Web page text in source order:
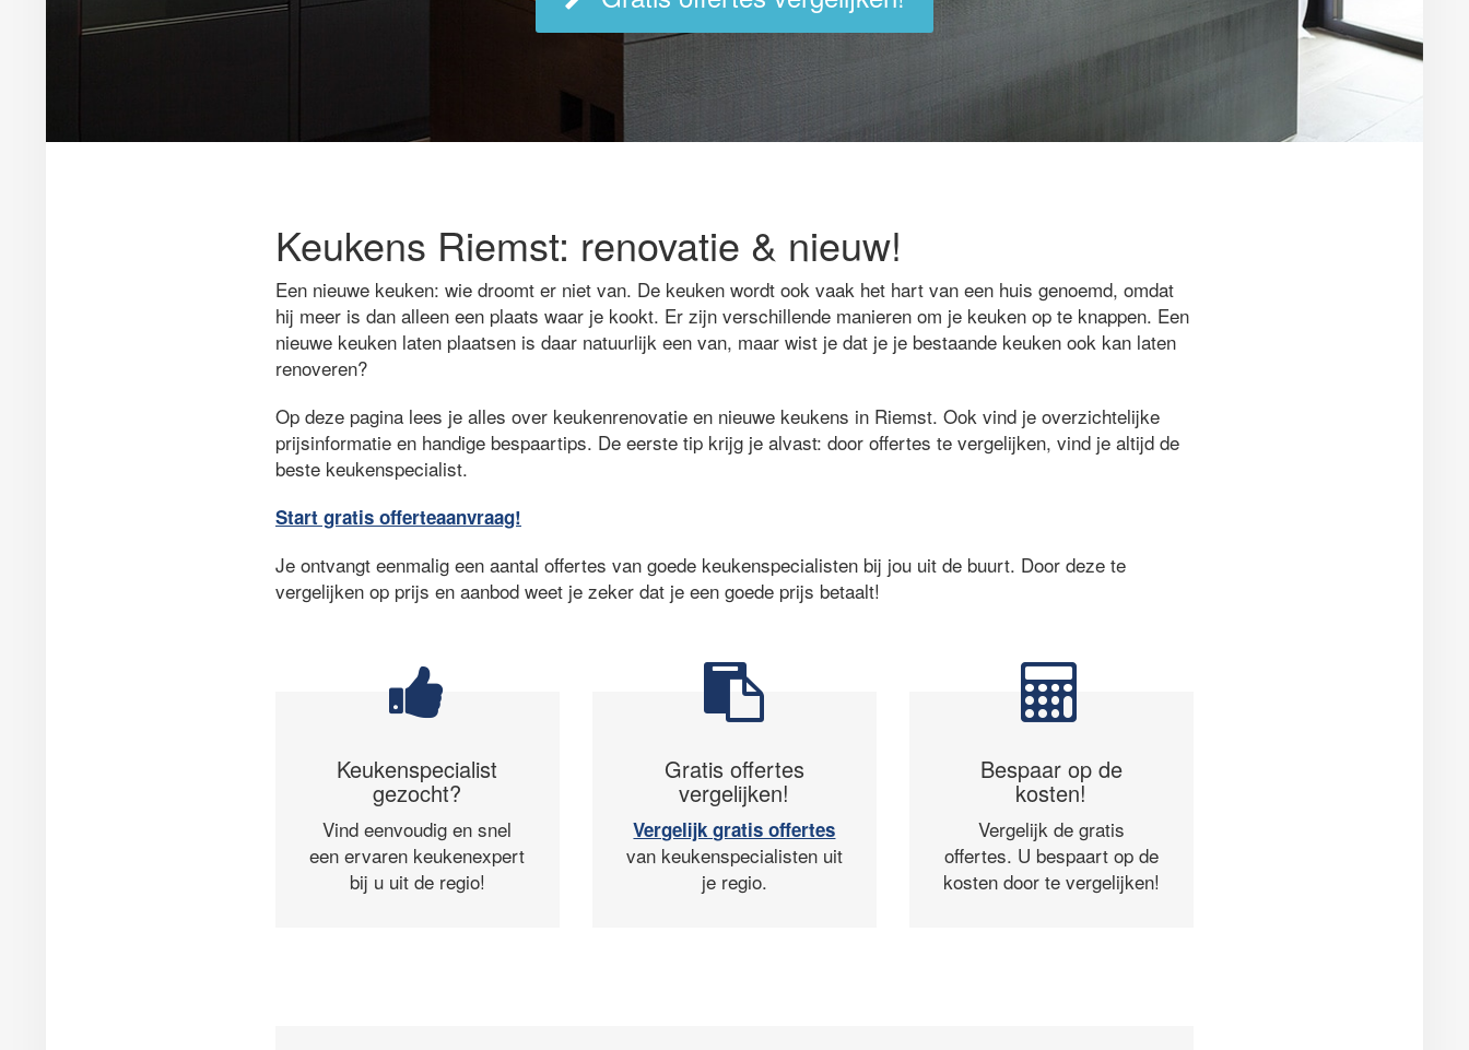
Keukens Riemst: renovatie & nieuw!
Een nieuwe keuken: wie droomt er niet van. De keuken wordt ook vaak het hart van een huis genoemd, omdat
hij meer is dan alleen een plaats waar je kookt. Er zijn verschillende manieren om je keuken op te knappen. Een
nieuwe keuken laten plaatsen is daar natuurlijk een van, maar wist je dat je je bestaande keuken ook kan laten
renoveren?
Op deze pagina lees je alles over keukenrenovatie en nieuwe keukens in Riemst. Ook vind je overzichtelijke
prijsinformatie en handige bespaartips. De eerste tip krijg je alvast: door offertes te vergelijken, vind je altijd de
beste keukenspecialist.
Start gratis offerteaanvraag!
Je ontvangt eenmalig een aantal offertes van goede keukenspecialisten bij jou uit de buurt. Door deze te
vergelijken op prijs en aanbod weet je zeker dat je een goede prijs betaalt!
Keukenspecialist
gezocht?
Vind eenvoudig en snel
een ervaren keukenexpert
bij u uit de regio!
Gratis offertes
vergelijken!
Vergelijk gratis offertes
van keukenspecialisten uit
je regio.
Bespaar op de
kosten!
Vergelijk de gratis
offertes. U bespaart op de
kosten door te vergelijken!